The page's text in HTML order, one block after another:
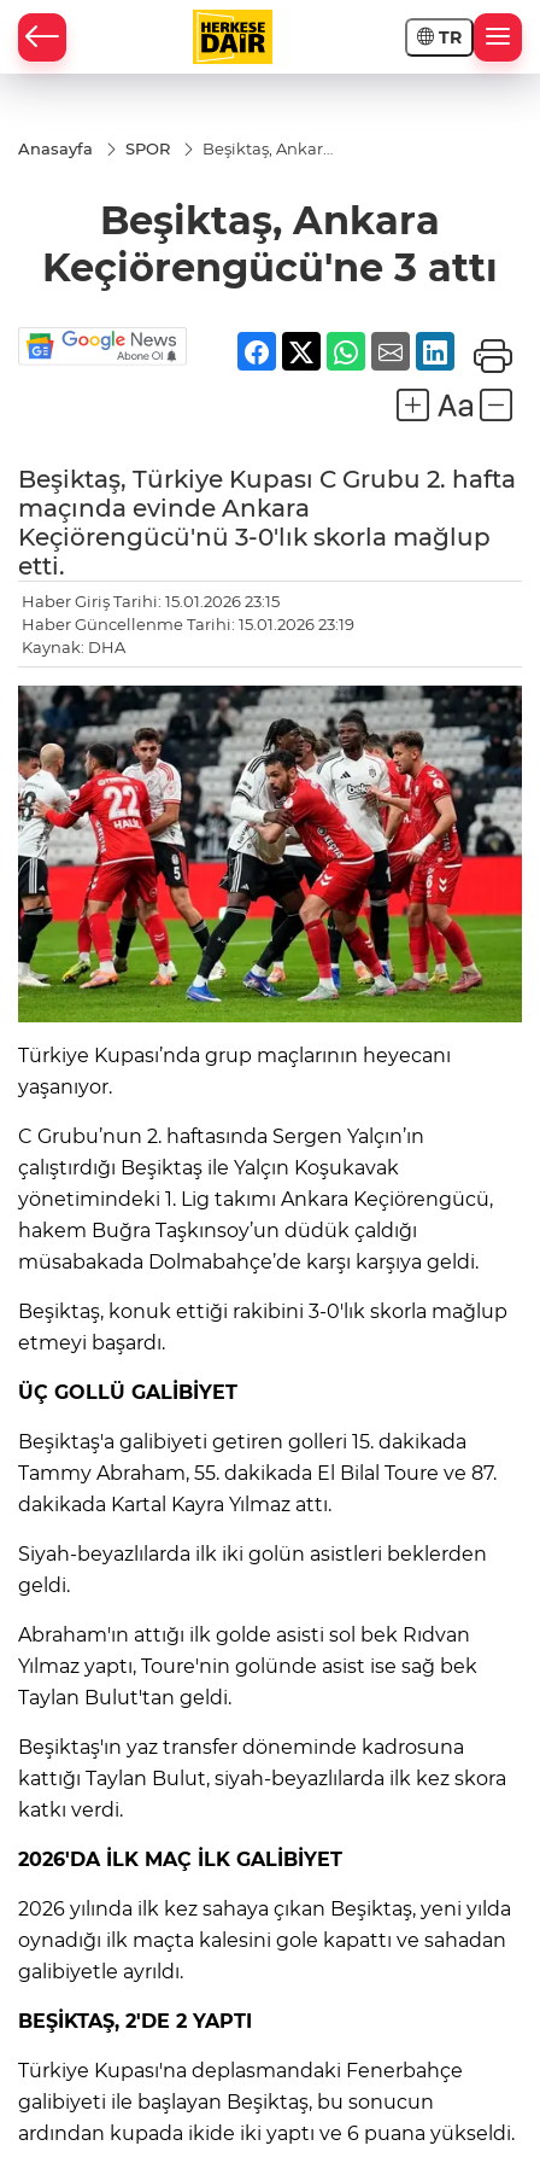
TR
Anasayfa SPOR
Beşiktaş, Ankara
Beşiktaş, Ankara
Keçiörengücü'ne 3 attı
Beşiktaş, Türkiye Kupası C Grubu 2. hafta
maçında evinde Ankara
Keçiörengücü'nü 3-0'lık skorla mağlup
etti.
Haber Giriş Tarihi: 15.01.2026 23:15
Haber Güncellenme Tarihi: 15.01.2026 23:19
Kaynak: DHA
Türkiye Kupası’nda grup maçlarının heyecanı
yaşanıyor.
C Grubu’nun 2. haftasında Sergen Yalçın’ın
çalıştırdığı Beşiktaş ile Yalçın Koşukavak
yönetimindeki 1. Lig takımı Ankara Keçiörengücü,
hakem Buğra Taşkınsoy’un düdük çaldığı
müsabakada Dolmabahçe’de karşı karşıya geldi.
Beşiktaş, konuk ettiği rakibini 3-0'lık skorla mağlup
etmeyi başardı.
ÜÇ GOLLÜ GALİBİYET
Beşiktaş'a galibiyeti getiren golleri 15. dakikada
Tammy Abraham, 55. dakikada El Bilal Toure ve 87.
dakikada Kartal Kayra Yılmaz attı.
Siyah-beyazlılarda ilk iki golün asistleri beklerden
geldi.
Abraham'ın attığı ilk golde asisti sol bek Rıdvan
Yılmaz yaptı, Toure'nin golünde asist ise sağ bek
Taylan Bulut'tan geldi.
Beşiktaş'ın yaz transfer döneminde kadrosuna
kattığı Taylan Bulut, siyah-beyazlılarda ilk kez skora
katkı verdi.
2026'DA İLK MAÇ İLK GALİBİYET
2026 yılında ilk kez sahaya çıkan Beşiktaş, yeni yılda
oynadığı ilk maçta kalesini gole kapattı ve sahadan
galibiyetle ayrıldı.
BEŞİKTAŞ, 2'DE 2 YAPTI
Türkiye Kupası'na deplasmandaki Fenerbahçe
galibiyeti ile başlayan Beşiktaş, bu sonucun
ardından kupada ikide iki yaptı ve 6 puana yükseldi.